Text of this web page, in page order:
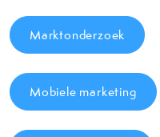
Marktonderzoek
Mobiele marketing